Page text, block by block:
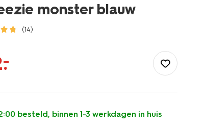
monster blauw
(14)
.
–
besteld, binnen 1-3 werkdagen in huis